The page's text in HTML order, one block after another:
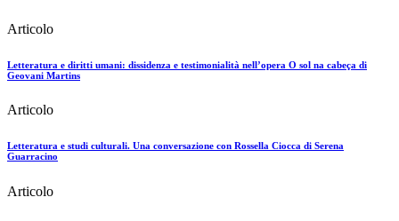
Articolo
Letteratura e diritti umani: dissidenza e testimonialità nell’opera O sol na cabeça di
Geovani Martins
Articolo
Letteratura e studi culturali. Una conversazione con Rossella Ciocca di Serena
Guarracino
Articolo